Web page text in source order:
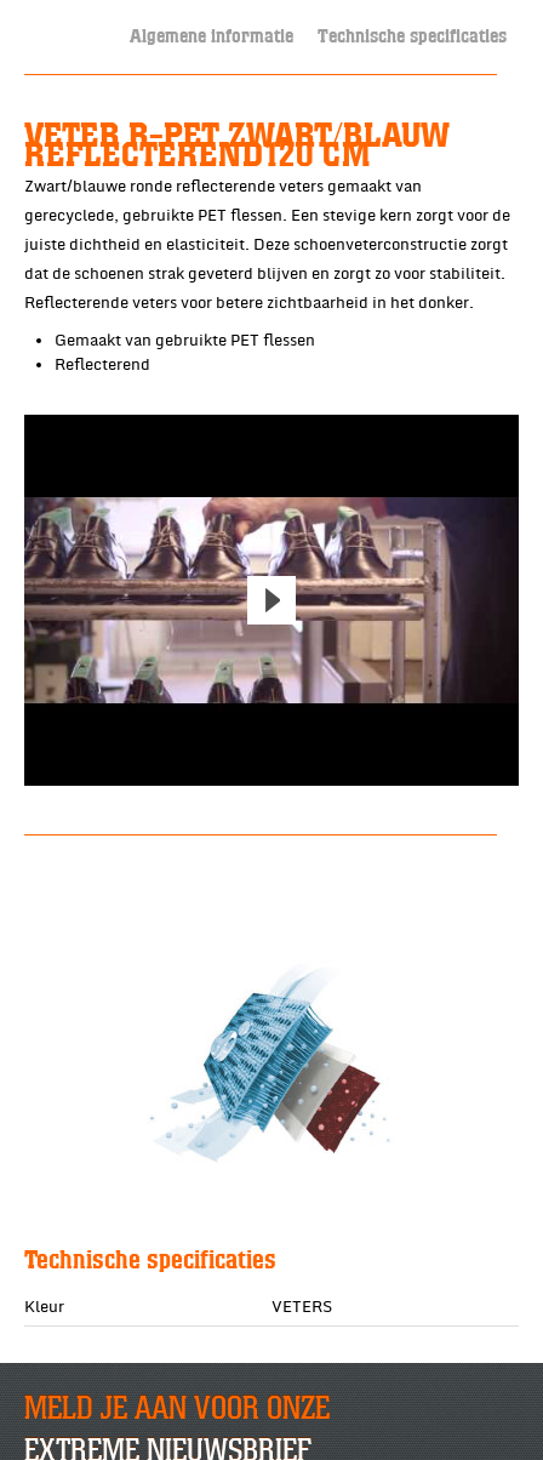
Algemene informatie Technische specificaties
VETER R-PET ZWART/BLAUW
REFLECTEREND120 CM
Zwart/blauwe ronde reflecterende veters gemaakt van
gerecyclede, gebruikte PET flessen. Een stevige kern zorgt voor de
juiste dichtheid en elasticiteit. Deze schoenveterconstructie zorgt
dat de schoenen strak geveterd blijven en zorgt zo voor stabiliteit.
Reflecterende veters voor betere zichtbaarheid in het donker.
Gemaakt van gebruikte PET flessen
Reflecterend
Technische specificaties
Kleur VETERS
MELD JE AAN VOOR ONZE
EXTREME NIEUWSBRIEF